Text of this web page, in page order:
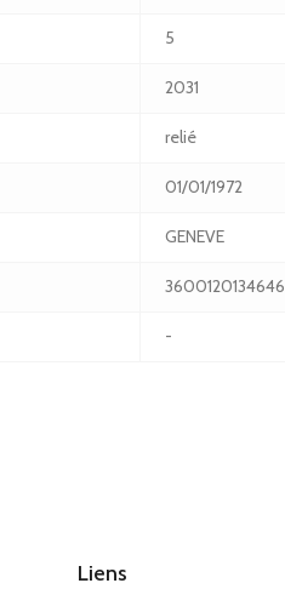
5
2031
relié
01/01/1972
GENEVE
3600120134646
-
Liens